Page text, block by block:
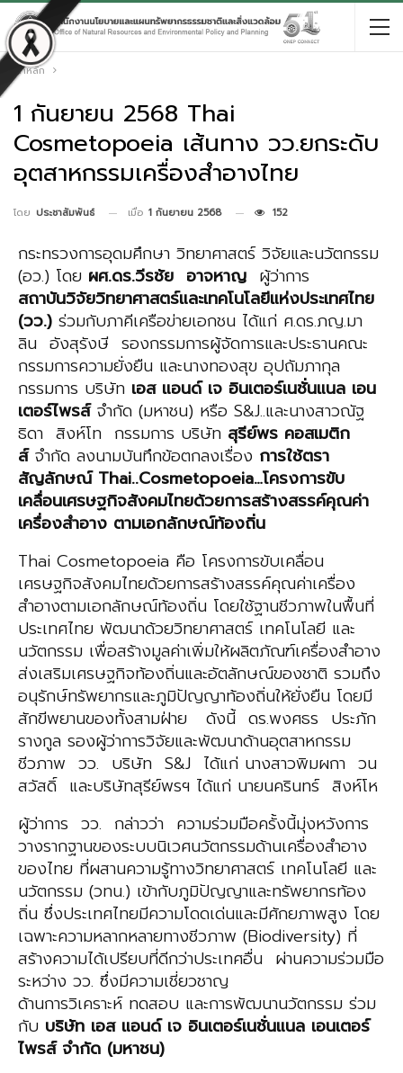
หน้าหลัก
1 กันยายน 2568 Thai
Cosmetopoeia เส้นทาง วว.ยกระดับ
อุตสาหกรรมเครื่องสำอางไทย
โดย ประชาสัมพันธ์ เมื่อ 1 กันยายน 2568 152
กระทรวงการอุดมศึกษา วิทยาศาสตร์ วิจัยและนวัตกรรม
(อว.) โดย ผศ.ดร.วีรชัย อาจหาญ ผู้ว่าการ
สถาบันวิจัยวิทยาศาสตร์และเทคโนโลยีแห่งประเทศไทย
(วว.) ร่วมกับภาคีเครือข่ายเอกชน ได้แก่ ศ.ดร.ภญ.มา
ลิน อังสุรังษี รองกรรมการผู้จัดการและประธานคณะ
กรรมการความยั่งยืน และนางทองสุข อุปถัมภากุล
กรรมการ บริษัท เอส แอนด์ เจ อินเตอร์เนชั่นแนล เอน
เตอร์ไพรส์ จำกัด (มหาชน) หรือ S&J..และนางสาวณัฐ
ธิดา สิงห์โท กรรมการ บริษัท สุรีย์พร คอสเมติก
ส์ จำกัด ลงนามบันทึกข้อตกลงเรื่อง การใช้ตรา
สัญลักษณ์ Thai..Cosmetopoeia…โครงการขับ
เคลื่อนเศรษฐกิจสังคมไทยด้วยการสร้างสรรค์คุณค่า
เครื่องสำอาง ตามเอกลักษณ์ท้องถิ่น
Thai Cosmetopoeia คือ โครงการขับเคลื่อน
เศรษฐกิจสังคมไทยด้วยการสร้างสรรค์คุณค่าเครื่อง
สำอางตามเอกลักษณ์ท้องถิ่น โดยใช้ฐานชีวภาพในพื้นที่
ประเทศไทย พัฒนาด้วยวิทยาศาสตร์ เทคโนโลยี และ
นวัตกรรม เพื่อสร้างมูลค่าเพิ่มให้ผลิตภัณฑ์เครื่องสำอาง
ส่งเสริมเศรษฐกิจท้องถิ่นและอัตลักษณ์ของชาติ รวมถึง
อนุรักษ์ทรัพยากรและภูมิปัญญาท้องถิ่นให้ยั่งยืน โดยมี
สักขีพยานของทั้งสามฝ่าย ดังนี้ ดร.พงศธร ประภัก
รางกูล รองผู้ว่าการวิจัยและพัฒนาด้านอุตสาหกรรม
ชีวภาพ วว. บริษัท S&J ได้แก่ นางสาวพิมผกา วน
สวัสดิ์ และบริษัทสุรีย์พรฯ ได้แก่ นายนครินทร์ สิงห์โห
ผู้ว่าการ วว. กล่าวว่า ความร่วมมือครั้งนี้มุ่งหวังการ
วางรากฐานของระบบนิเวศนวัตกรรมด้านเครื่องสำอาง
ของไทย ที่ผสานความรู้ทางวิทยาศาสตร์ เทคโนโลยี และ
นวัตกรรม (วทน.) เข้ากับภูมิปัญญาและทรัพยากรท้อง
ถิ่น ซึ่งประเทศไทยมีความโดดเด่นและมีศักยภาพสูง โดย
เฉพาะความหลากหลายทางชีวภาพ (Biodiversity) ที่
สร้างความได้เปรียบที่ดีกว่าประเทศอื่น ผ่านความร่วมมือ
ระหว่าง วว. ซึ่งมีความเชี่ยวชาญ
ด้านการวิเคราะห์ ทดสอบ และการพัฒนานวัตกรรม ร่วม
กับ บริษัท เอส แอนด์ เจ อินเตอร์เนชั่นแนล เอนเตอร์
ไพรส์ จำกัด (มหาชน)